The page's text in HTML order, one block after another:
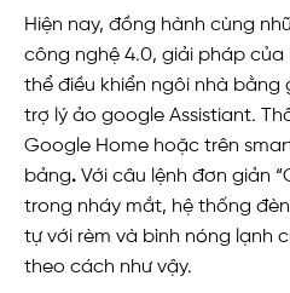
Hiện nay, đồng hành cùng
công nghệ 4.0, giải pháp của
thể điều khiển ngôi nhà bằng
trợ lý ảo google Assistiant.
Google Home hoặc trên
bảng. Với câu lệnh đơn giản
trong nháy mắt, hệ thống
tự với rèm và bình nóng lạnh
theo cách như vậy.